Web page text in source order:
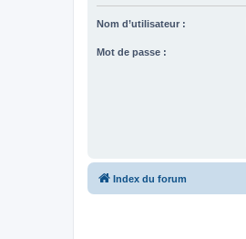
Nom d’utilisateur :
Mot de passe :
Index du forum